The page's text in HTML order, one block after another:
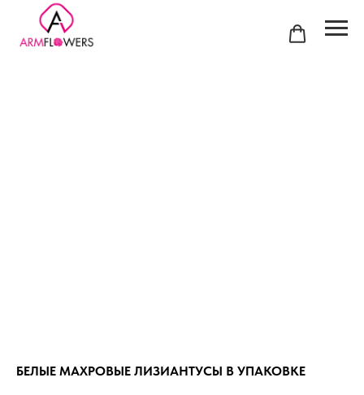
БЕЛЫЕ МАХРОВЫЕ ЛИЗИАНТУСЫ В УПАКОВКЕ